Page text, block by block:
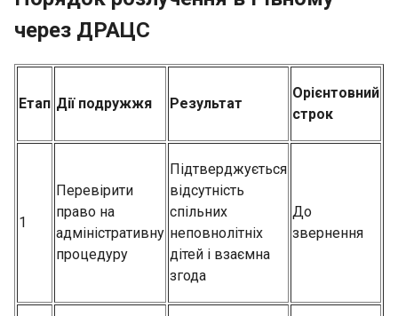
через ДРАЦС
Етап Дії подружжя Результат
Орієнтовний
строк
1
Перевірити
право на
адміністративну
процедуру
Підтверджується
відсутність
спільних
неповнолітніх
дітей і взаємна
згода
До
звернення